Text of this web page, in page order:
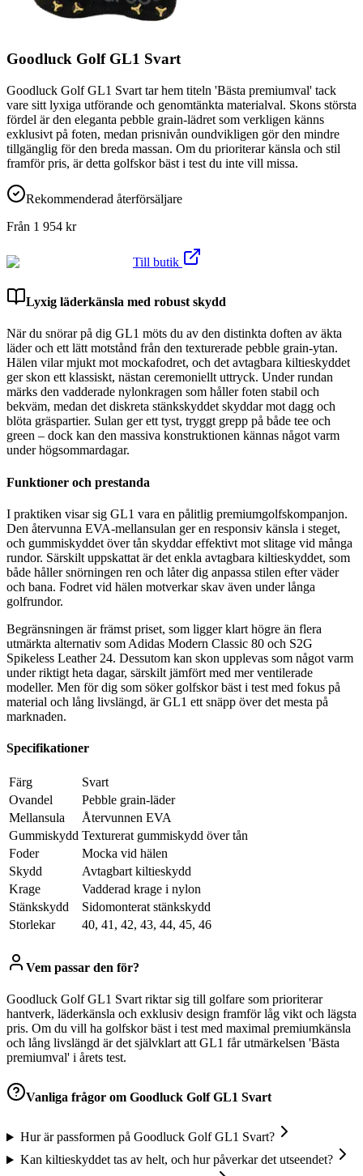
Goodluck Golf GL1 Svart
Goodluck Golf GL1 Svart tar hem titeln 'Bästa premiumval' tack
vare sitt lyxiga utförande och genomtänkta materialval. Skons största
fördel är den eleganta pebble grain-lädret som verkligen känns
exklusivt på foten, medan prisnivån oundvikligen gör den mindre
tillgänglig för den breda massan. Om du prioriterar känsla och stil
framför pris, är detta golfskor bäst i test du inte vill missa.
Rekommenderad återförsäljare
Från 1 954 kr
Till butik
Lyxig läderkänsla med robust skydd
När du snörar på dig GL1 möts du av den distinkta doften av äkta
läder och ett lätt motstånd från den texturerade pebble grain-ytan.
Hälen vilar mjukt mot mockafodret, och det avtagbara kiltieskyddet
ger skon ett klassiskt, nästan ceremoniellt uttryck. Under rundan
märks den vadderade nylonkragen som håller foten stabil och
bekväm, medan det diskreta stänkskyddet skyddar mot dagg och
blöta gräspartier. Sulan ger ett tyst, tryggt grepp på både tee och
green – dock kan den massiva konstruktionen kännas något varm
under högsommardagar.
Funktioner och prestanda
I praktiken visar sig GL1 vara en pålitlig premiumgolfskompanjon.
Den återvunna EVA-mellansulan ger en responsiv känsla i steget,
och gummiskyddet över tån skyddar effektivt mot slitage vid många
rundor. Särskilt uppskattat är det enkla avtagbara kiltieskyddet, som
både håller snörningen ren och låter dig anpassa stilen efter väder
och bana. Fodret vid hälen motverkar skav även under långa
golfrundor.
Begränsningen är främst priset, som ligger klart högre än flera
utmärkta alternativ som Adidas Modern Classic 80 och S2G
Spikeless Leather 24. Dessutom kan skon upplevas som något varm
under riktigt heta dagar, särskilt jämfört med mer ventilerade
modeller. Men för dig som söker golfskor bäst i test med fokus på
material och lång livslängd, är GL1 ett snäpp över det mesta på
marknaden.
Specifikationer
Färg
Svart
Ovandel
Pebble grain-läder
Mellansula
Återvunnen EVA
Gummiskydd Texturerat gummiskydd över tån
Foder
Mocka vid hälen
Skydd
Avtagbart kiltieskydd
Krage
Vadderad krage i nylon
Stänkskydd
Sidomonterat stänkskydd
Storlekar
40, 41, 42, 43, 44, 45, 46
Vem passar den för?
Goodluck Golf GL1 Svart riktar sig till golfare som prioriterar
hantverk, läderkänsla och exklusiv design framför låg vikt och lägsta
pris. Om du vill ha golfskor bäst i test med maximal premiumkänsla
och lång livslängd är det självklart att GL1 får utmärkelsen 'Bästa
premiumval' i årets test.
Vanliga frågor om Goodluck Golf GL1 Svart
Hur är passformen på Goodluck Golf GL1 Svart?
Kan kiltieskyddet tas av helt, och hur påverkar det utseendet?